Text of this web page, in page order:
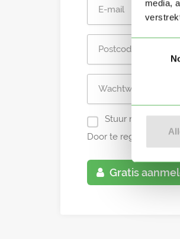
media,
Stuur mij nieuwe
Door te registreren
Gratis